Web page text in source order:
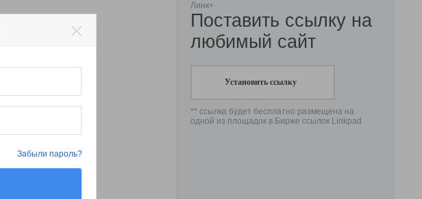
Линк+
Поставить ссылку на
любимый сайт
Установить ссылку
** ссылка будет бесплатно размещена на
одной из площадок в Бирже ссылок Linkpad
Забыли пароль?